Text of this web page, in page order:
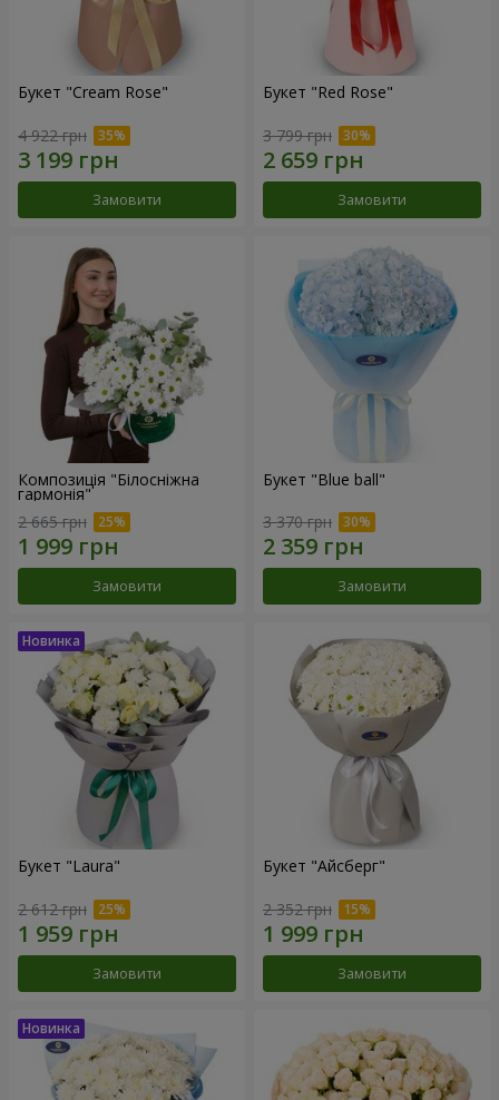
Букет "Cream Rose"
4 922 грн
Замовити
Букет "Red Rose"
3 799 грн
Замовити
Композиція "Білосніжна
гармонія"
2 665 грн
Замовити
Букет "Blue ball"
3 370 грн
Замовити
Букет "Laura"
2 612 грн
Замовити
Букет "Айсберг"
2 352 грн
Замовити